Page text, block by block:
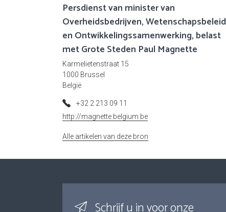
Persdienst van minister van
Overheidsbedrijven, Wetenschapsbeleid
en Ontwikkelingssamenwerking, belast
met Grote Steden Paul Magnette
Karmelietenstraat 15
1000 Brussel
België
+32 2 213 09 11
http://magnette.belgium.be
Alle artikelen van deze bron